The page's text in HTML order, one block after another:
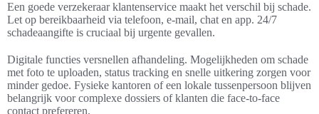
Een goede verzekeraar klantenservice maakt het verschil bij schade.
Let op bereikbaarheid via telefoon, e-mail, chat en app. 24/7
schadeaangifte is cruciaal bij urgente gevallen.
Digitale functies versnellen afhandeling. Mogelijkheden om schade
met foto te uploaden, status tracking en snelle uitkering zorgen voor
minder gedoe. Fysieke kantoren of een lokale tussenpersoon blijven
belangrijk voor complexe dossiers of klanten die face-to-face
contact prefereren.